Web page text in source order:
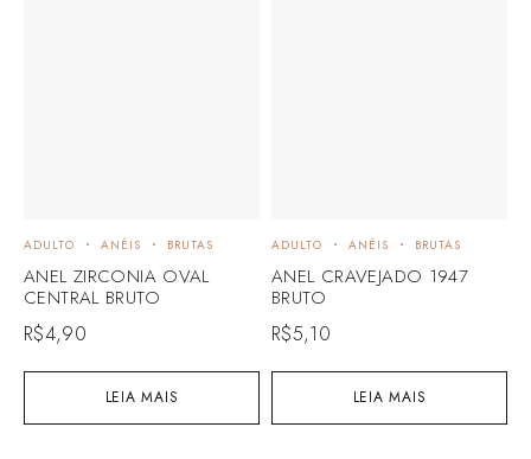
LEIA MAIS
ADULTO ANÉIS BRUTAS
ANEL ZIRCONIA OVAL
CENTRAL BRUTO
R$4,90
LEIA MAIS
ADULTO ANÉIS BRUTAS
ANEL CRAVEJADO 1947
BRUTO
R$5,10